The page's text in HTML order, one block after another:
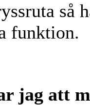
så
funktion.
jag att